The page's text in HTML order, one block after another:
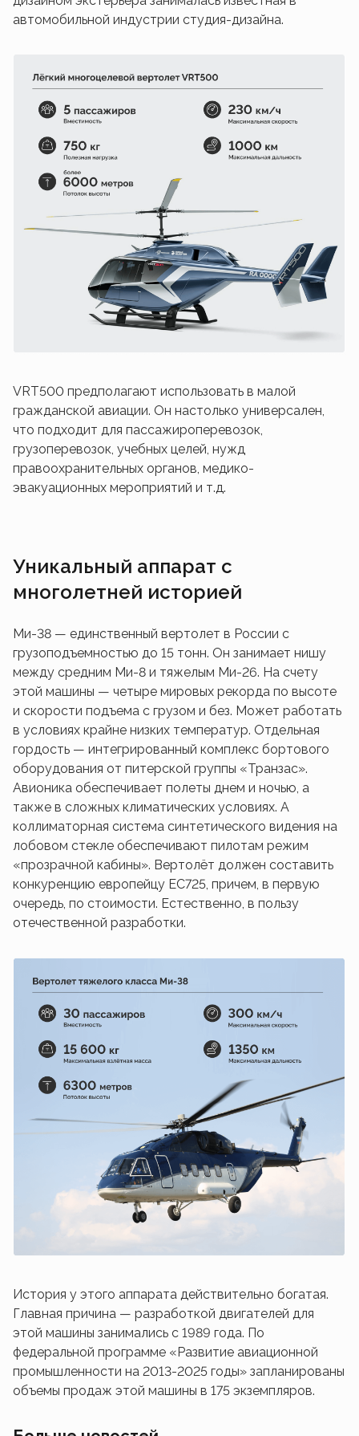
автомобильной индустрии студия-дизайна.
VRT500 предполагают использовать в малой
гражданской авиации. Он настолько универсален,
что подходит для пассажироперевозок,
грузоперевозок, учебных целей, нужд
правоохранительных органов, медико-
эвакуационных мероприятий и т.д.
Уникальный аппарат с
многолетней историей
Ми-38 — единственный вертолет в России с
грузоподъемностью до 15 тонн. Он занимает нишу
между средним Ми-8 и тяжелым Ми-26. На счету
этой машины — четыре мировых рекорда по высоте
и скорости подъема с грузом и без. Может работать
в условиях крайне низких температур. Отдельная
гордость — интегрированный комплекс бортового
оборудования от питерской группы «Транзас».
Авионика обеспечивает полеты днем и ночью, а
также в сложных климатических условиях. А
коллиматорная система синтетического видения на
лобовом стекле обеспечивают пилотам режим
«прозрачной кабины». Вертолёт должен составить
конкуренцию европейцу EC725, причем, в первую
очередь, по стоимости. Естественно, в пользу
отечественной разработки.
История у этого аппарата действительно богатая.
Главная причина — разработкой двигателей для
этой машины занимались с 1989 года. По
федеральной программе «Развитие авиационной
промышленности на 2013-2025 годы» запланированы
объемы продаж этой машины в 175 экземпляров.